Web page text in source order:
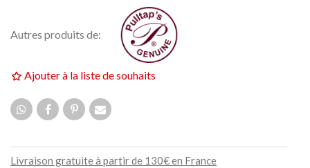
Autres produits de:
Ajouter à la liste de souhaits
Livraison gratuite à partir de 130€ en France